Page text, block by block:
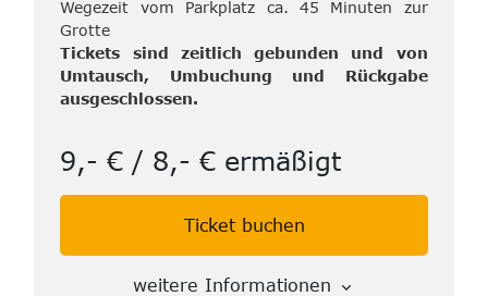
Wegezeit vom Parkplatz ca. 45 Minuten zur
Grotte
Tickets sind zeitlich gebunden und von
Umtausch, Umbuchung und Rückgabe
ausgeschlossen.
9,- € / 8,- € ermäßigt
Ticket buchen
weitere Informationen